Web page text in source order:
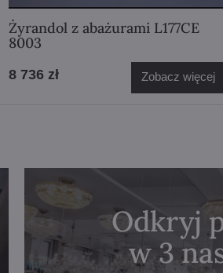
Żyrandol z abażurami L177CE
8003
8 736 zł Zobacz więcej
Odkryj
w 3